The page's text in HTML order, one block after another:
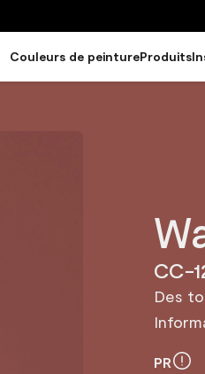
Couleurs de peintureProduits
CC-
Des
PR